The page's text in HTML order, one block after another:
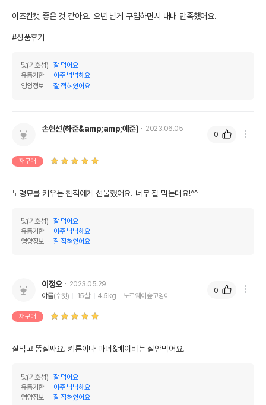
이즈칸캣 좋은 것 같아요. 오년 넘게 구입하면서 내내 만족했어요.
#상품후기
맛(기호성)
잘 먹어요
유통기한
아주 넉넉해요
영양정보
잘 적혀있어요
손현선(하준&amp;amp;예준) 2023.06.05
재구매
노령묘를 키우는 친척에게 선물했어요. 너무 잘 먹는대요!^^
맛(기호성)
잘 먹어요
유통기한
아주 넉넉해요
영양정보
잘 적혀있어요
0
이정오
2023.05.29
야를(수컷) 15살 4.5kg 노르웨이숲고양이
재구매
잘먹고 똥잘싸요. 키튼이나 마더&베이비는 잘안먹어요.
맛(기호성)
잘 먹어요
유통기한
아주 넉넉해요
영양정보
잘 적혀있어요
0